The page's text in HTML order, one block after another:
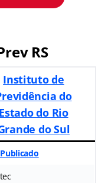
RS
Instituto de
do
Estado do Rio
do Sul